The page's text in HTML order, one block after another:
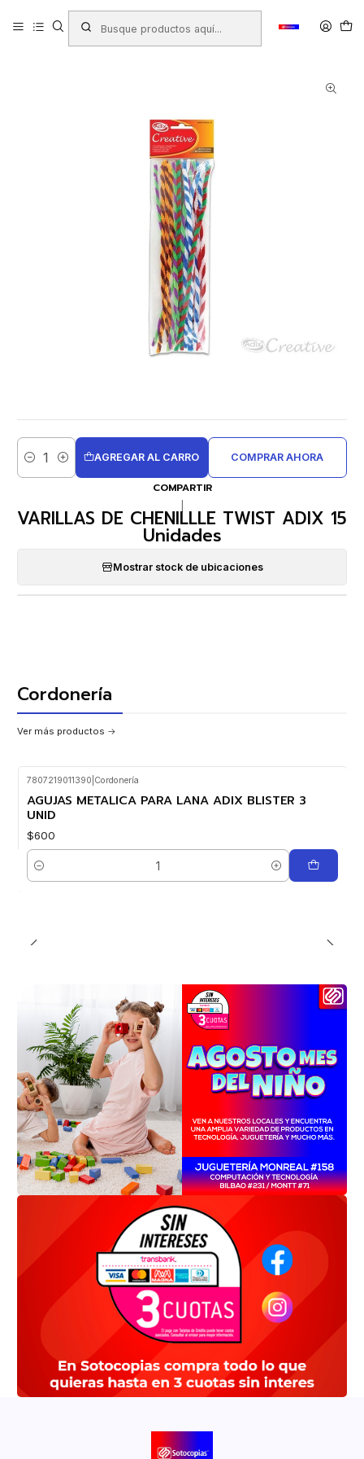
Productos LIBRERIA Manualidades Cordonería
VARILLAS DE CHENILLLE TWIST ADIX 15 Unidades
Cantidad
AGREGAR AL CARRO COMPRAR AHORA
COMPARTIR
VARILLAS DE CHENILLLE TWIST ADIX 15
Unidades
Mostrar stock de ubicaciones
Cordonería
Ver más productos
7807219011390 Cordonería
AGUJAS METALICA PARA LANA ADIX BLISTER 3
UNID
$600
Cantidad